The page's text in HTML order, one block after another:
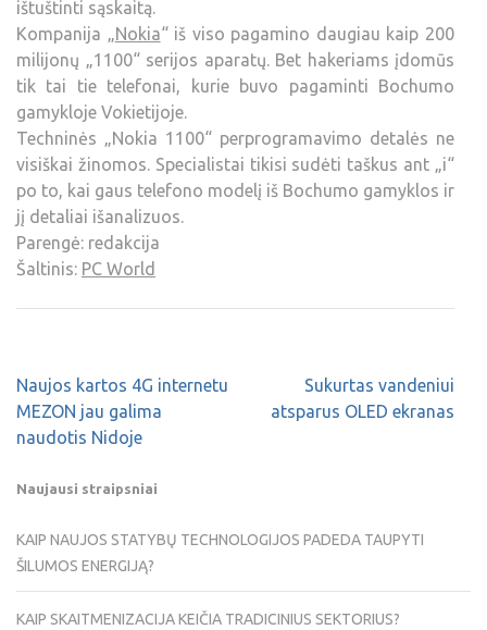
ištuštinti sąskaitą.
Kompanija „Nokia“ iš viso pagamino daugiau kaip 200
milijonų „1100“ serijos aparatų. Bet hakeriams įdomūs
tik tai tie telefonai, kurie buvo pagaminti Bochumo
gamykloje Vokietijoje.
Techninės „Nokia 1100“ perprogramavimo detalės ne
visiškai žinomos. Specialistai tikisi sudėti taškus ant „i“
po to, kai gaus telefono modelį iš Bochumo gamyklos ir
jį detaliai išanalizuos.
Parengė: redakcija
Šaltinis: PC World
Naujos kartos 4G internetu
MEZON jau galima
naudotis Nidoje
Sukurtas vandeniui
atsparus OLED ekranas
Naujausi straipsniai
KAIP NAUJOS STATYBŲ TECHNOLOGIJOS PADEDA TAUPYTI
ŠILUMOS ENERGIJĄ?
KAIP SKAITMENIZACIJA KEIČIA TRADICINIUS SEKTORIUS?